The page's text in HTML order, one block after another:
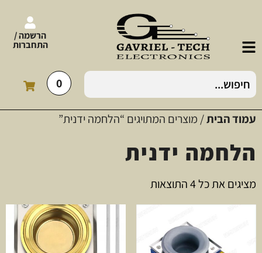
הרשמה /
התחברות
0
עמוד הבית/ מוצרים המתויגים “הלחמה ידנית”
הלחמה ידנית
מציגים את כל ⁦4⁩ התוצאות